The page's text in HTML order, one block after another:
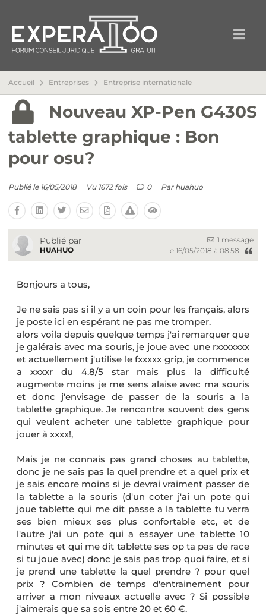
Accueil Entreprises Entreprise internationale
Nouveau XP-Pen G430S
tablette graphique : Bon
pour osu?
Publié le 16/05/2018 Vu 1672 fois 0 Par huahuo
Publié par
HUAHUO
1 message
le 16/05/2018 à 08:58
Bonjours a tous,
Je ne sais pas si il y a un coin pour les français, alors
je poste ici en espérant ne pas me tromper.
alors voila depuis quelque temps j'ai remarquer que
je galérais avec ma souris, je joue avec une rxxxxxxx
et actuellement j'utilise le fxxxxx grip, je commence
a xxxxr du 4.8/5 star mais plus la difficulté
augmente moins je me sens alaise avec ma souris
et donc j'envisage de passer de la souris a la
tablette graphique. Je rencontre souvent des gens
qui veulent acheter une tablette graphique pour
jouer à xxxx!,
Mais je ne connais pas grand choses au tablette,
donc je ne sais pas la quel prendre et a quel prix et
je sais encore moins si je devrai vraiment passer de
la tablette a la souris (d'un coter j'ai un pote qui
joue tablette qui me dit passe a la tablette tu verra
ses bien mieux ses plus confortable etc, et de
l'autre j'ai un pote qui a essayer une tablette 10
minutes et qui me dit tablette ses op ta pas de race
si tu joue avec) donc je sais pas trop quoi faire, et si
je prend une tablette la quel prendre ? pour quel
prix ? Combien de temps d'entrainement pour
arriver a mon niveaux actuelle avec ? Si possible
j'aimerais que sa sois entre 20 et 60 €.